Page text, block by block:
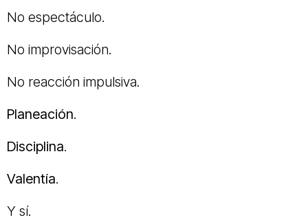
No espectáculo.
No improvisación.
No reacción impulsiva.
Planeación.
Disciplina.
Valentía.
Y sí.